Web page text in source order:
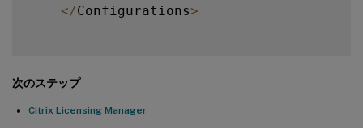
</Configurations>
次のステップ
Citrix Licensing Manager